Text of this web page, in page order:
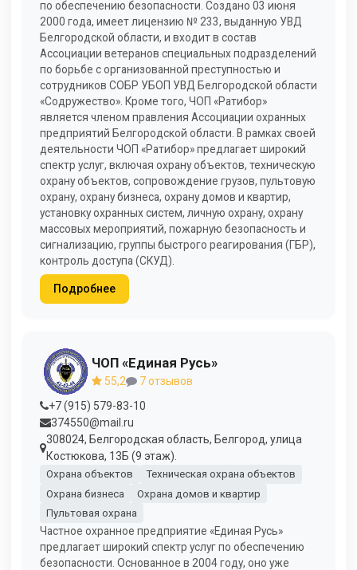
по обеспечению безопасности. Создано 03 июня
2000 года, имеет лицензию № 233, выданную УВД
Белгородской области, и входит в состав
Ассоциации ветеранов специальных подразделений
по борьбе с организованной преступностью и
сотрудников СОБР УБОП УВД Белгородской области
«Содружество». Кроме того, ЧОП «Ратибор»
является членом правления Ассоциации охранных
предприятий Белгородской области. В рамках своей
деятельности ЧОП «Ратибор» предлагает широкий
спектр услуг, включая охрану объектов, техническую
охрану объектов, сопровождение грузов, пультовую
охрану, охрану бизнеса, охрану домов и квартир,
установку охранных систем, личную охрану, охрану
массовых мероприятий, пожарную безопасность и
сигнализацию, группы быстрого реагирования (ГБР),
контроль доступа (СКУД).
Подробнее
ЧОП «Единая Русь»
55,2
7 отзывов
+7 (915) 579-83-10
374550@mail.ru
308024, Белгородская область, Белгород, улица
Костюкова, 13Б (9 этаж).
Охрана объектов
Техническая охрана объектов
Охрана бизнеса
Охрана домов и квартир
Пультовая охрана
Частное охранное предприятие «Единая Русь»
предлагает широкий спектр услуг по обеспечению
безопасности. Основанное в 2004 году, оно уже